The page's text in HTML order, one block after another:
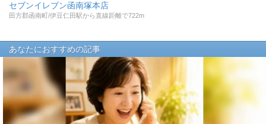
セブンイレブン函南塚本店
田方郡函南町/伊豆仁田駅から直線距離で722m
あなたにおすすめの記事